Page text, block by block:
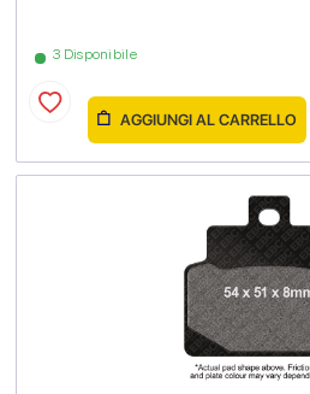
3 Disponibile
AGGIUNGI AL CARRELLO